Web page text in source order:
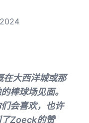
在大西洋城或那
棒球场见面。
会喜欢，也许
了Zoeck的赞